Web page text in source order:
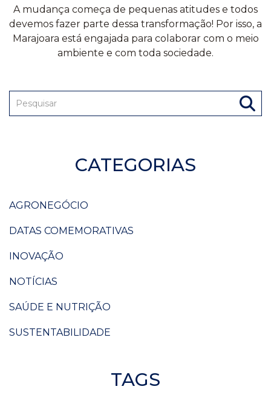
A mudança começa de pequenas atitudes e todos
devemos fazer parte dessa transformação! Por isso, a
Marajoara está engajada para colaborar com o meio
ambiente e com toda sociedade.
CATEGORIAS
AGRONEGÓCIO
DATAS COMEMORATIVAS
INOVAÇÃO
NOTÍCIAS
SAÚDE E NUTRIÇÃO
SUSTENTABILIDADE
TAGS